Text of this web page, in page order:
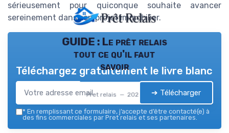
sérieusement pour quiconque souhaite avancer
sereinement dans son projet immobilier.
GUIDE : Le prêt relais
tout ce qu'il faut
savoir
Pret relais — 2026
Téléchargez gratuitement le livre blanc
➔ Télécharger
* En remplissant ce formulaire, j’accepte d’être contacté(e) à
des fins commerciales par Pret relais et ses partenaires.